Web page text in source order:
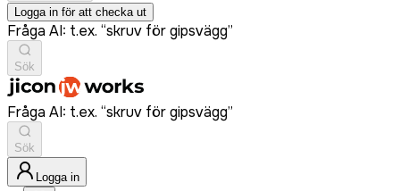
Logga in för att checka ut
Fråga AI: t.ex. “skruv för gipsvägg”
Sök
Fråga AI: t.ex. “skruv för gipsvägg”
Sök
Logga in